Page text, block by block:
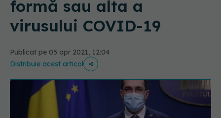
formă sau alta a
virusului COVID-19
Publicat pe 05 apr 2021, 12:04
Distribuie acest articol